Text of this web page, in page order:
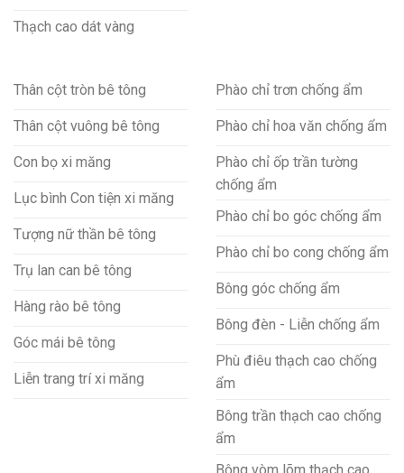
Thạch cao dát vàng
Thân cột tròn bê tông
Thân cột vuông bê tông
Con bọ xi măng
Lục bình Con tiện xi măng
Tượng nữ thần bê tông
Trụ lan can bê tông
Hàng rào bê tông
Góc mái bê tông
Liễn trang trí xi măng
Phào chỉ trơn chống ẩm
Phào chỉ hoa văn chống ẩm
Phào chỉ ốp trần tường
chống ẩm
Phào chỉ bo góc chống ẩm
Phào chỉ bo cong chống ẩm
Bông góc chống ẩm
Bông đèn - Liễn chống ẩm
Phù điêu thạch cao chống
ẩm
Bông trần thạch cao chống
ẩm